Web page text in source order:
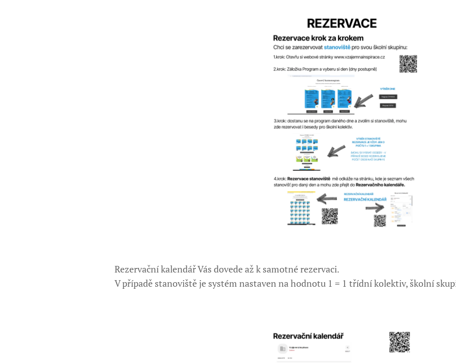
Rezervační kalendář Vás dovede až k samotné rezervaci.
V případě stanoviště je systém nastaven na hodnotu 1 = 1 třídní kolektiv, školní